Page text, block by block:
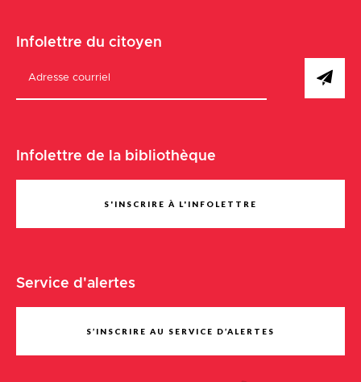
Infolettre du citoyen
Infolettre de la bibliothèque
S'INSCRIRE À L'INFOLETTRE
Service d'alertes
S’INSCRIRE AU SERVICE D’ALERTES